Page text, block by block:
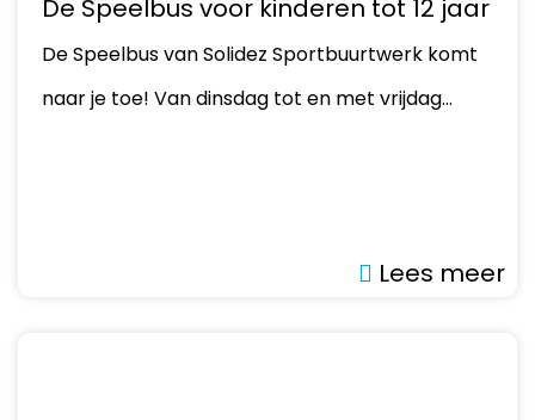
De Speelbus voor kinderen tot 12 jaar
De Speelbus van Solidez Sportbuurtwerk komt
naar je toe! Van dinsdag tot en met vrijdag…
Lees meer